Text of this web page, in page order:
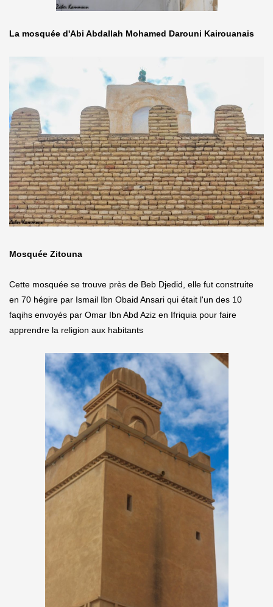
La mosquée d'Abi Abdallah Mohamed Darouni Kairouanais
Mosquée Zitouna
Cette mosquée se trouve près de Beb Djedid, elle fut construite
en 70 hégire par Ismail Ibn Obaid Ansari qui était l'un des 10
faqihs envoyés par Omar Ibn Abd Aziz en Ifriquia pour faire
apprendre la religion aux habitants